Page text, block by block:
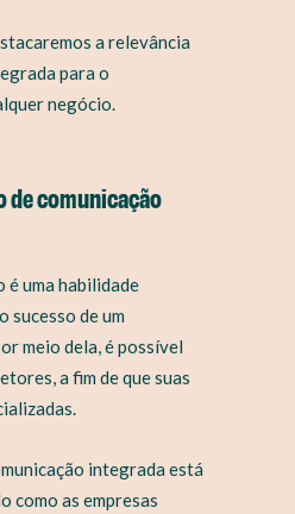
a relevância
para o
negócio.
de comunicação
é uma habilidade
sucesso de um
meio dela, é possível
a fim de que suas
integrada está
como as empresas